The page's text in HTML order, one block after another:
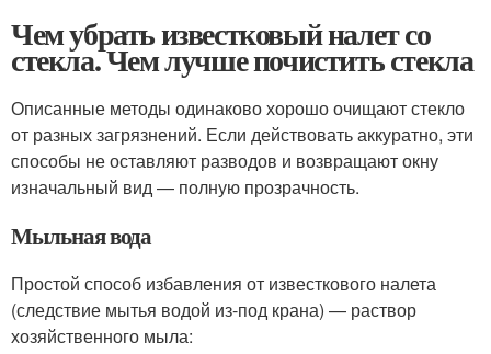
Чем убрать известковый налет со
стекла. Чем лучше почистить стекла
Описанные методы одинаково хорошо очищают стекло
от разных загрязнений. Если действовать аккуратно, эти
способы не оставляют разводов и возвращают окну
изначальный вид — полную прозрачность.
Мыльная вода
Простой способ избавления от известкового налета
(следствие мытья водой из-под крана) — раствор
хозяйственного мыла: